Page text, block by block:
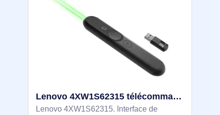
Lenovo 4XW1S62315 télécommande Bluetooth/RF Noir
Lenovo 4XW1S62315. Interface de